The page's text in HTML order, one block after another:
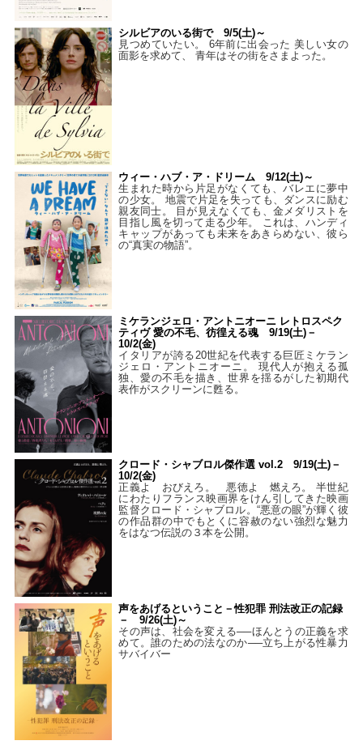
シルビアのいる街で 9/5(土)～
見つめていたい。 6年前に出会った 美しい女の
面影を求めて、 青年はその街をさまよった。
ウィー・ハブ・ア・ドリーム 9/12(土)～
生まれた時から片足がなくても、バレエに夢中
の少女。 地震で片足を失っても、ダンスに励む
親友同士。 目が見えなくても、金メダリストを
目指し風を切って走る少年。 これは、ハンディ
キャップがあっても未来をあきらめない、彼ら
の“真実の物語”。
ミケランジェロ・アントニオーニ レトロスペク
ティヴ 愛の不毛、彷徨える魂 9/19(土)－
10/2(金)
イタリアが誇る20世紀を代表する巨匠ミケラン
ジェロ・アントニオーニ。 現代人が抱える孤
独、愛の不毛を描き、世界を揺るがした初期代
表作がスクリーンに甦る。
クロード・シャブロル傑作選 vol.2 9/19(土)－
10/2(金)
正義よ おびえろ。 悪徳よ 燃えろ。 半世紀
にわたりフランス映画界をけん引してきた映画
監督クロード・シャブロル。“悪意の眼”が輝く彼
の作品群の中でもとくに容赦のない強烈な魅力
をはなつ伝説の３本を公開。
声をあげるということ－性犯罪 刑法改正の記録
－ 9/26(土)～
その声は、社会を変える──ほんとうの正義を求
めて。誰のための法なのか──立ち上がる性暴力
サバイバー